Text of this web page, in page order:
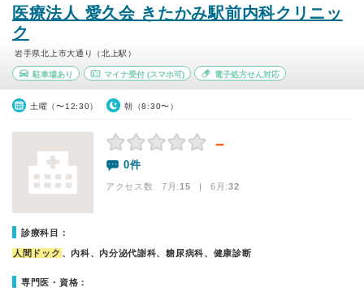
医療法人 愛久会 きたかみ駅前内科クリニッ
ク
岩手県北上市大通り（北上駅）
駐車場あり マイナ受付(スマホ可) 電子処方せん対応
土曜（〜12:30） 朝（8:30〜）
－
0件
アクセス数 7月:15 | 6月:32
診療科目：
人間ドック 、内科、内分泌代謝科、糖尿病科、健康診断
専門医・資格：